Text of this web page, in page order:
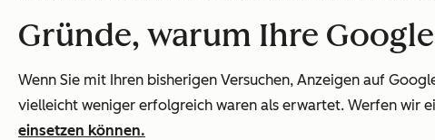
Gründe, warum Ihre
Wenn Sie mit Ihren bisherigen Versuchen, Anzeigen auf
vielleicht weniger erfolgreich waren als erwartet. Werfen wir
einsetzen können.